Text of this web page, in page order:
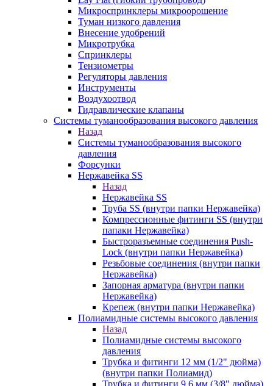
Микроспринклеры микроорошение
Туман низкого давления
Внесение удобрений
Микротрубка
Спринклеры
Тензиометры
Регуляторы давления
Инструменты
Воздухоотвод
Гидравлические клапаны
Системы туманообразования высокого давления
Назад
Системы туманообразования высокого
давления
Форсунки
Нержавейка SS
Назад
Нержавейка SS
Труба SS (внутри папки Нержавейка)
Компрессионные фитинги SS (внутри
папаки Нержавейка)
Быстроразъемные соединения Push-
Lock (внутри папки Нержавейка)
Резьбовые соединения (внутри папки
Нержавейка)
Запорная арматура (внутри папки
Нержавейка)
Крепеж (внутри папки Нержавейка)
Полиамидные системы высокого давления
Назад
Полиамидные системы высокого
давления
Трубка и фитинги 12 мм (1/2" дюйма)
(внутри папки Полиамид)
Трубка и фитинги 9,6 мм (3/8" дюйма)